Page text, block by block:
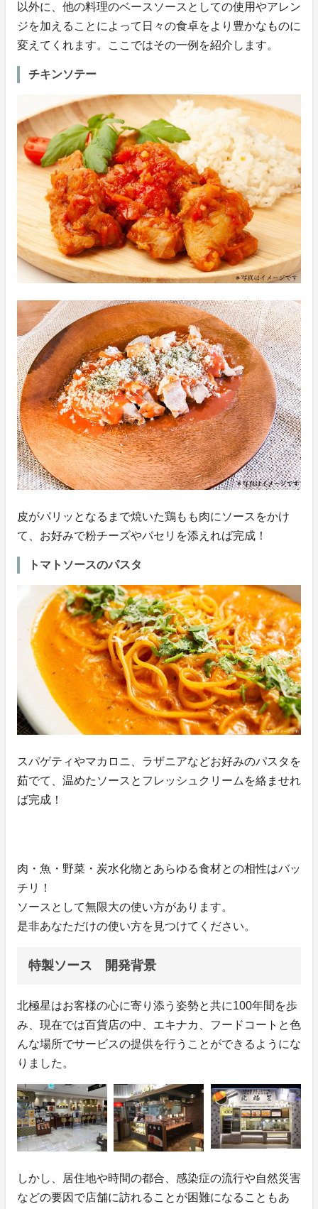
以外に、他の料理のベースソースとしての使用やアレン
ジを加えることによって日々の食卓をより豊かなものに
変えてくれます。ここではその一例を紹介します。
チキンソテー
皮がパリッとなるまで焼いた鶏もも肉にソースをかけ
て、お好みで粉チーズやパセリを添えれば完成！
トマトソースのパスタ
スパゲティやマカロニ、ラザニアなどお好みのパスタを
茹でて、温めたソースとフレッシュクリームを絡ませれ
ば完成！
肉・魚・野菜・炭水化物とあらゆる食材との相性はバッ
チリ！
ソースとして無限大の使い方があります。
是非あなただけの使い方を見つけてください。
特製ソース 開発背景
北極星はお客様の心に寄り添う姿勢と共に100年間を歩
み、現在では百貨店の中、エキナカ、フードコートと色
んな場所でサービスの提供を行うことができるようにな
りました。
しかし、居住地や時間の都合、感染症の流行や自然災害
などの要因で店舗に訪れることが困難になることもあ